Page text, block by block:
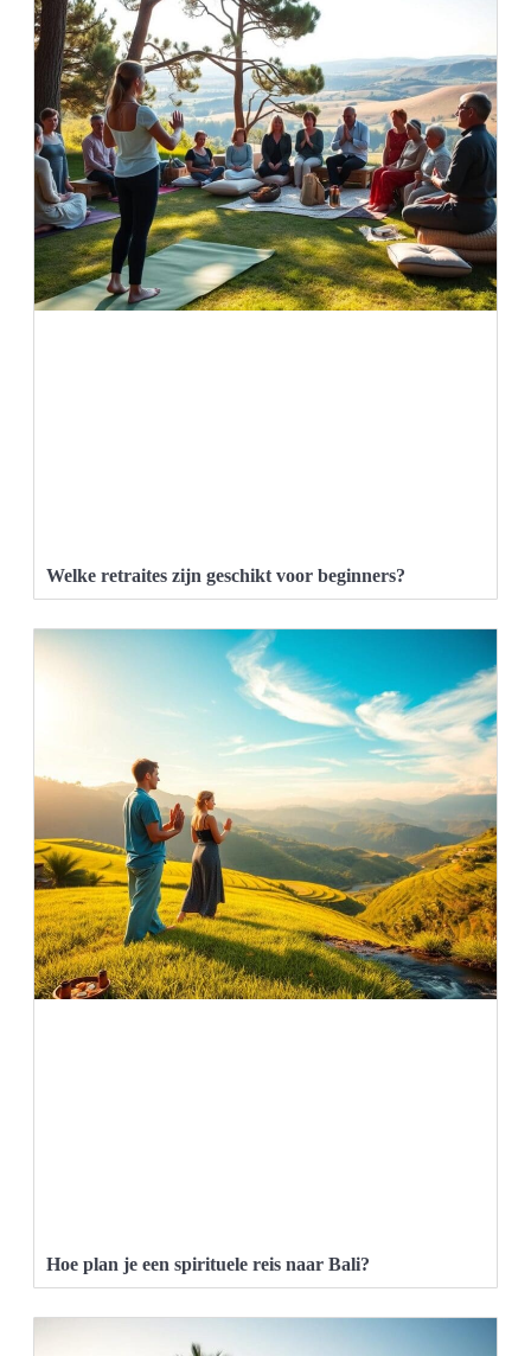
Welke retraites zijn geschikt voor beginners?
Hoe plan je een spirituele reis naar Bali?